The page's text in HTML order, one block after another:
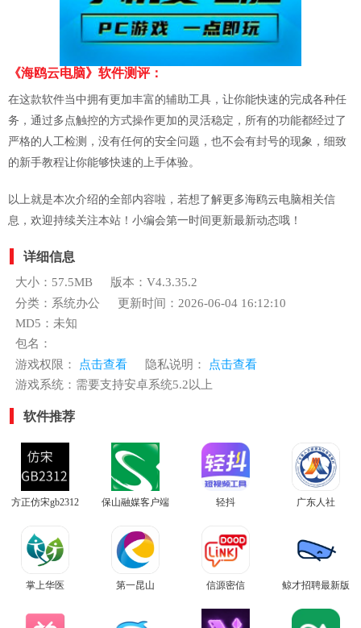
《海鸥云电脑》软件测评：
在这款软件当中拥有更加丰富的辅助工具，让你能快速的完成各种任
务，通过多点触控的方式操作更加的灵活稳定，所有的功能都经过了
严格的人工检测，没有任何的安全问题，也不会有封号的现象，细致
的新手教程让你能够快速的上手体验。
以上就是本次介绍的全部内容啦，若想了解更多海鸥云电脑相关信
息，欢迎持续关注本站！小编会第一时间更新最新动态哦！
详细信息
大小：57.5MB
版本：V4.3.35.2
分类：系统办公
更新时间：2026-06-04 16:12:10
MD5：未知
包名：
游戏权限：
点击查看 隐私说明：
点击查看
游戏系统：需要支持安卓系统5.2以上
软件推荐
方正仿宋gb2312 保山融媒客户端 轻抖 广东人社
掌上华医 第一昆山 信源密信 鲸才招聘最新版